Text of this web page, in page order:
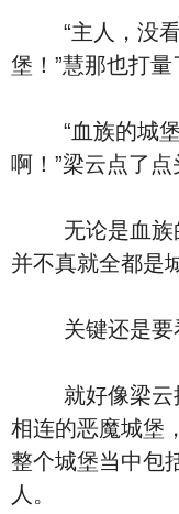
“主人，没看
堡！”慧那也打量
“血族的城堡
啊！”梁云点了
无论是血族的
并不真就全都是
关键还是要看
就好像梁云抓
相连的恶魔城堡
整个城堡当中包
人。